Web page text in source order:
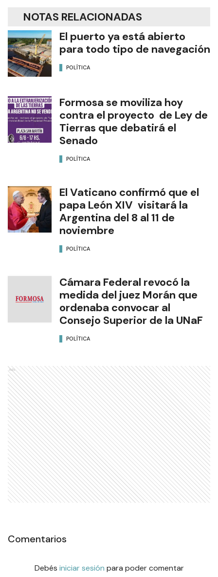
NOTAS RELACIONADAS
El puerto ya está abierto
para todo tipo de navegación
POLÍTICA
Formosa se moviliza hoy
contra el proyecto de Ley de
Tierras que debatirá el
Senado
POLÍTICA
El Vaticano confirmó que el
papa León XIV visitará la
Argentina del 8 al 11 de
noviembre
POLÍTICA
Cámara Federal revocó la
medida del juez Morán que
ordenaba convocar al
Consejo Superior de la UNaF
POLÍTICA
Ads
Comentarios
Debés iniciar sesión para poder comentar